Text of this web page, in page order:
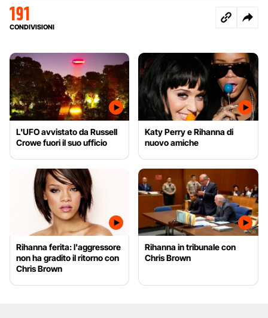
191
CONDIVISIONI
L'UFO avvistato da Russell
Crowe fuori il suo ufficio
Katy Perry e Rihanna di
nuovo amiche
Rihanna ferita: l'aggressore
non ha gradito il ritorno con
Chris Brown
Rihanna in tribunale con
Chris Brown